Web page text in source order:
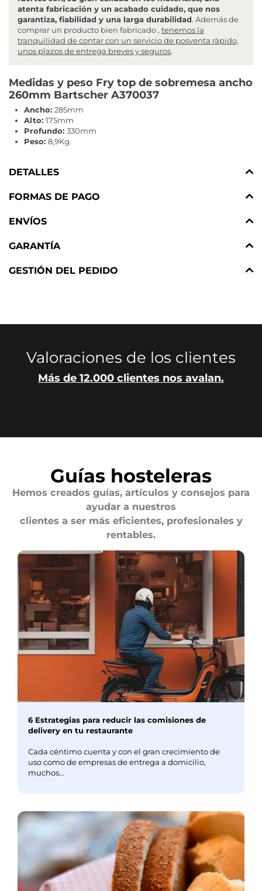
atenta fabricación y un acabado cuidado, que nos
garantiza, fiabilidad y una larga durabilidad. Además de
comprar un producto bien fabricado , tenemos la
tranquilidad de contar con un servicio de posventa rápido,
unos plazos de entrega breves y seguros.
Medidas y peso Fry top de sobremesa ancho
260mm Bartscher A370037
Ancho: 285mm
Alto: 175mm
Profundo: 330mm
Peso: 8,9Kg.
DETALLES
FORMAS DE PAGO
ENVÍOS
GARANTÍA
GESTIÓN DEL PEDIDO
Valoraciones de los clientes
Más de 12.000 clientes nos avalan.
Guías hosteleras
Hemos creados guías, artículos y consejos para
ayudar a nuestros
clientes a ser más eficientes, profesionales y
rentables.
6 Estrategias para reducir las comisiones de
delivery en tu restaurante
Cada céntimo cuenta y con el gran crecimiento de
uso como de empresas de entrega a domicilio,
muchos...